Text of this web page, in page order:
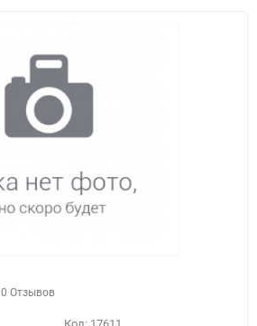
0 Отзывов